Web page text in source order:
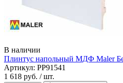
В наличии
Плинтус напольный МДФ Maler
Артикул: PP91541
1 618 руб. / шт.